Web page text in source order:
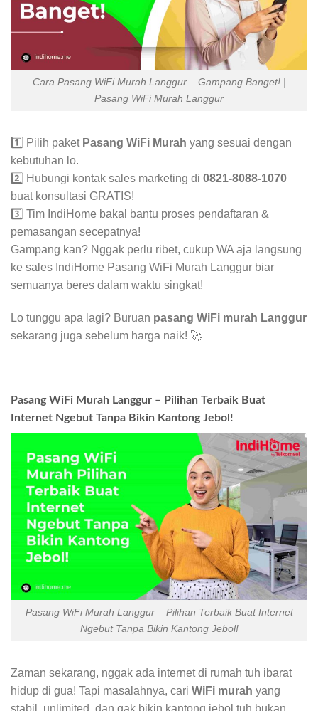
Cara Pasang WiFi Murah Langgur – Gampang Banget! |
Pasang WiFi Murah Langgur
1️⃣ Pilih paket Pasang WiFi Murah yang sesuai dengan
kebutuhan lo.
2️⃣ Hubungi kontak sales marketing di 0821-8088-1070
buat konsultasi GRATIS!
3️⃣ Tim IndiHome bakal bantu proses pendaftaran &
pemasangan secepatnya!
Gampang kan? Nggak perlu ribet, cukup WA aja langsung
ke sales IndiHome Pasang WiFi Murah Langgur biar
semuanya beres dalam waktu singkat!
Lo tunggu apa lagi? Buruan pasang WiFi murah Langgur
sekarang juga sebelum harga naik! 🚀
Pasang WiFi Murah Langgur – Pilihan Terbaik Buat
Internet Ngebut Tanpa Bikin Kantong Jebol!
Pasang WiFi Murah Langgur – Pilihan Terbaik Buat Internet
Ngebut Tanpa Bikin Kantong Jebol!
Zaman sekarang, nggak ada internet di rumah tuh ibarat
hidup di gua! Tapi masalahnya, cari WiFi murah yang
stabil, unlimited, dan gak bikin kantong jebol tuh bukan